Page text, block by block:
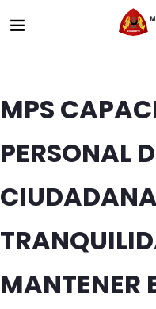
MPS
PERSONAL
MANTENER